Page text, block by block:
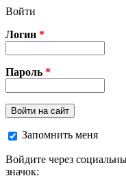
Перейти к основному
Войти
Логин *
Пароль *
Войти на сайт
Запомнить меня
Войдите через
значок: